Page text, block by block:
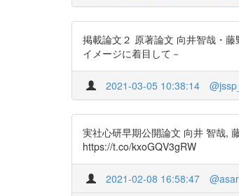
掲載論文２ 原著論文 向井智哉
イメージに着目して－
2021-03-05 10:38:14
実社心研早期公開論文 向井 智哉,
https://t.co/kxoGQV3gRW
2021-02-08 16:58:47